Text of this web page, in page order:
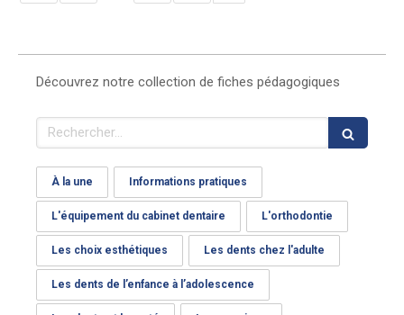
Découvrez notre collection de fiches pédagogiques
Rechercher
À la une Informations pratiques
L'équipement du cabinet dentaire L'orthodontie
Les choix esthétiques Les dents chez l'adulte
Les dents de l’enfance à l’adolescence